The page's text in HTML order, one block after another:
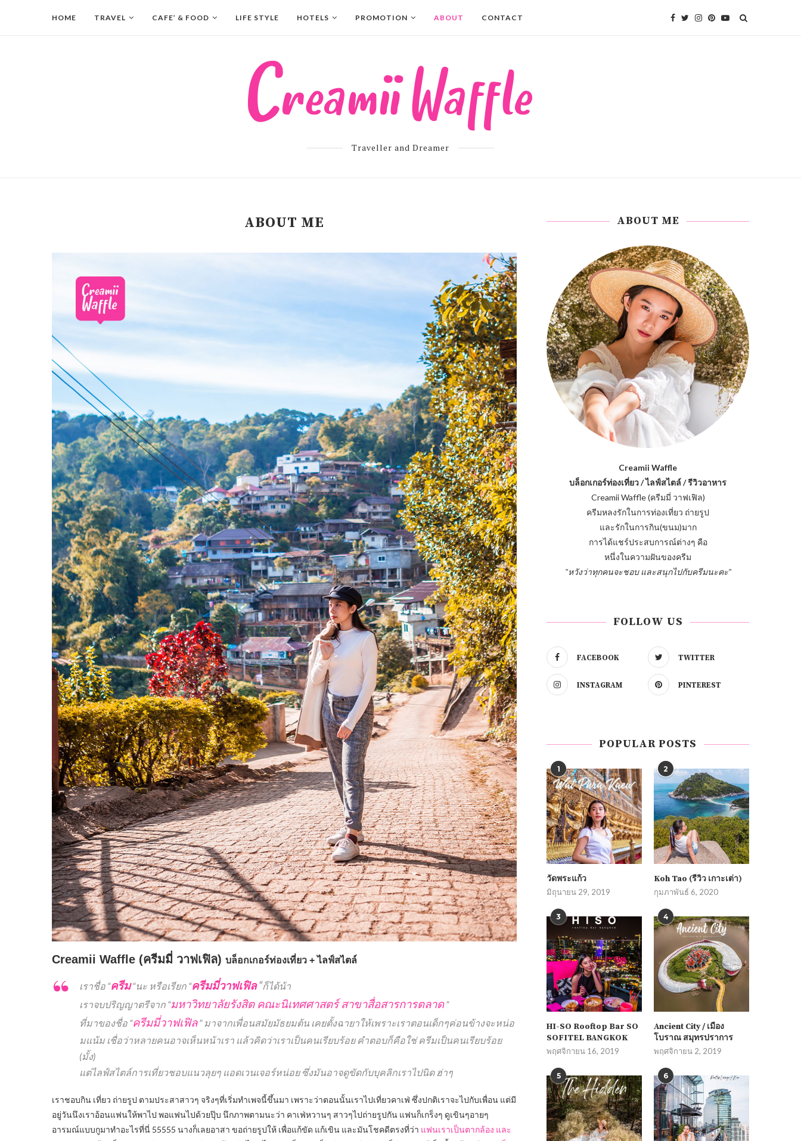
HOME TRAVEL CAFE’ & FOOD LIFE STYLE HOTELS PROMOTION ABOUT CONTACT
Traveller and Dreamer
ABOUT ME
Creamii Waffle (ครีมมี่ วาฟเฟิล) บล็อกเกอร์ท่องเที่ยว + ไลฟ์สไตล์
เราชื่อ “ครีม“นะ หรือเรียก “ครีมมี่วาฟเฟิล“ก็ได้น้า
เราจบปริญญาตรีจาก “มหาวิทยาลัยรังสิต คณะนิเทศศาสตร์ สาขาสื่อสารการตลาด”
ที่มาของชื่อ “ครีมมี่วาฟเฟิล” มาจากเพื่อนสมัยมัธยมต้น เคยตั้งฉายาให้เพราะเราตอนเด็กๆค่อนข้างจะหน่อ
มแน้ม เชื่อว่าหลายคนอาจเห็นหน้าเรา แล้วคิดว่าเราเป็นคนเรียบร้อย คำตอบก็คือใช่ ครีมเป็นคนเรียบร้อย
(มั้ง)
แต่ไลฟ์สไตล์การเที่ยวชอบแนวลุยๆ แอดเวนเจอร์หน่อย ซึ่งมันอาจดูขัดกับบุคลิกเราไปนิด ฮ่าๆ
เราชอบกิน เที่ยว ถ่ายรูป ตามประสาสาวๆ จริงๆที่เริ่มทำเพจนี้ขึ้นมา เพราะว่าตอนนั้นเราไปเที่ยวคาเฟ่ ซึ่งปกติเราจะไปกับเพื่อน แต่มี
อยู่วันนึงเราอ้อนแฟนให้พาไป พอแฟนไปด้วยปุ๊บ นึกภาพตามนะว่า คาเฟ่หวานๆ สาวๆไปถ่ายรูปกัน แฟนก็เกร็งๆ ดูเขินๆอายๆ
อารมณ์แบบกูมาทำอะไรที่นี่ 55555 นางก็เลยอาสา ขอถ่ายรูปให้ เพื่อแก้ขัด แก้เขิน และมันโชคดีตรงที่ว่า แฟนเราเป็นตากล้อง และ
ABOUT ME
Creamii Waffle
บล็อกเกอร์ท่องเที่ยว / ไลฟ์สไตล์ / รีวิวอาหาร
Creamii Waffle (ครีมมี่ วาฟเฟิล)
ครีมหลงรักในการท่องเที่ยว ถ่ายรูป
และรักในการกิน(ขนม)มาก
การได้แชร์ประสบการณ์ต่างๆ คือ
หนึ่งในความฝันของครีม
"หวังว่าทุกคนจะชอบ และสนุกไปกับครีมนะคะ"
FOLLOW US
FACEBOOK TWITTER
INSTAGRAM PINTEREST
POPULAR POSTS
1
วัดพระแก้ว
มิถุนายน 29, 2019
2
Koh Tao (รีวิว เกาะเต่า)
กุมภาพันธ์ 6, 2020
3
HI-SO Rooftop Bar SO
SOFITEL BANGKOK
พฤศจิกายน 16, 2019
4
Ancient City / เมือง
โบราณ สมุทรปราการ
พฤศจิกายน 2, 2019
5 6